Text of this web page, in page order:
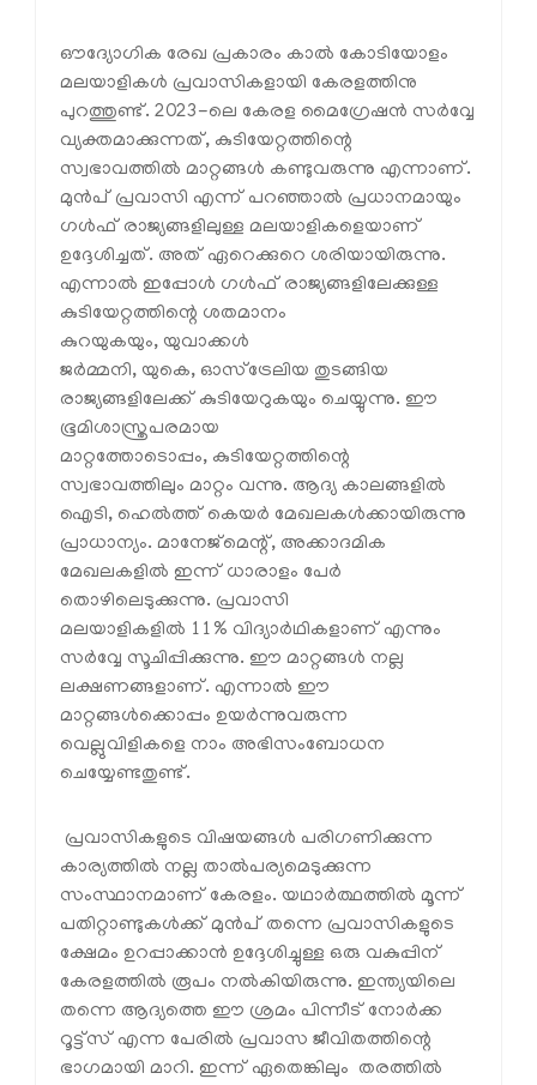
ഔദ്യോഗിക രേഖ പ്രകാരം കാൽ കോടിയോളം
മലയാളികൾ പ്രവാസികളായി കേരളത്തിനു
പുറത്തുണ്ട്. 2023-ലെ കേരള മൈഗ്രേഷൻ സർവ്വേ
വ്യക്തമാക്കുന്നത്, കുടിയേറ്റത്തിന്റെ
സ്വഭാവത്തിൽ മാറ്റങ്ങൾ കണ്ടുവരുന്നു എന്നാണ്.
മുൻപ് പ്രവാസി എന്ന് പറഞ്ഞാൽ പ്രധാനമായും
ഗൾഫ് രാജ്യങ്ങളിലുള്ള മലയാളികളെയാണ്
ഉദ്ദേശിച്ചത്. അത് ഏറെക്കുറെ ശരിയായിരുന്നു.
എന്നാൽ ഇപ്പോൾ ഗൾഫ് രാജ്യങ്ങളിലേക്കുള്ള
കുടിയേറ്റത്തിന്റെ ശതമാനം
കുറയുകയും, യുവാക്കൾ
ജർമ്മനി, യുകെ, ഓസ്ട്രേലിയ തുടങ്ങിയ
രാജ്യങ്ങളിലേക്ക് കുടിയേറുകയും ചെയ്യുന്നു. ഈ
ഭൂമിശാസ്ത്രപരമായ
മാറ്റത്തോടൊപ്പം, കുടിയേറ്റത്തിന്റെ
സ്വഭാവത്തിലും മാറ്റം വന്നു. ആദ്യ കാലങ്ങളിൽ
ഐടി, ഹെൽത്ത് കെയർ മേഖലകൾക്കായിരുന്നു
പ്രാധാന്യം. മാനേജ്‌മെന്റ്, അക്കാദമിക
മേഖലകളിൽ ഇന്ന് ധാരാളം പേർ
തൊഴിലെടുക്കുന്നു. പ്രവാസി
മലയാളികളിൽ 11% വിദ്യാർഥികളാണ് എന്നും
സർവ്വേ സൂചിപ്പിക്കുന്നു. ഈ മാറ്റങ്ങൾ നല്ല
ലക്ഷണങ്ങളാണ്. എന്നാൽ ഈ
മാറ്റങ്ങൾക്കൊപ്പം ഉയർന്നുവരുന്ന
വെല്ലുവിളികളെ നാം അഭിസംബോധന
ചെയ്യേണ്ടതുണ്ട്.
പ്രവാസികളുടെ വിഷയങ്ങൾ പരിഗണിക്കുന്ന
കാര്യത്തിൽ നല്ല താൽപര്യമെടുക്കുന്ന
സംസ്ഥാനമാണ് കേരളം. യഥാർത്ഥത്തിൽ മൂന്ന്
പതിറ്റാണ്ടുകൾക്ക് മുൻപ് തന്നെ പ്രവാസികളുടെ
ക്ഷേമം ഉറപ്പാക്കാൻ ഉദ്ദേശിച്ചുള്ള ഒരു വകുപ്പിന്
കേരളത്തിൽ രൂപം നൽകിയിരുന്നു. ഇന്ത്യയിലെ
തന്നെ ആദ്യത്തെ ഈ ശ്രമം പിന്നീട് നോർക്ക
റൂട്ട്‌സ് എന്ന പേരിൽ പ്രവാസ ജീവിതത്തിന്റെ
ഭാഗമായി മാറി. ഇന്ന് ഏതെങ്കിലും തരത്തിൽ